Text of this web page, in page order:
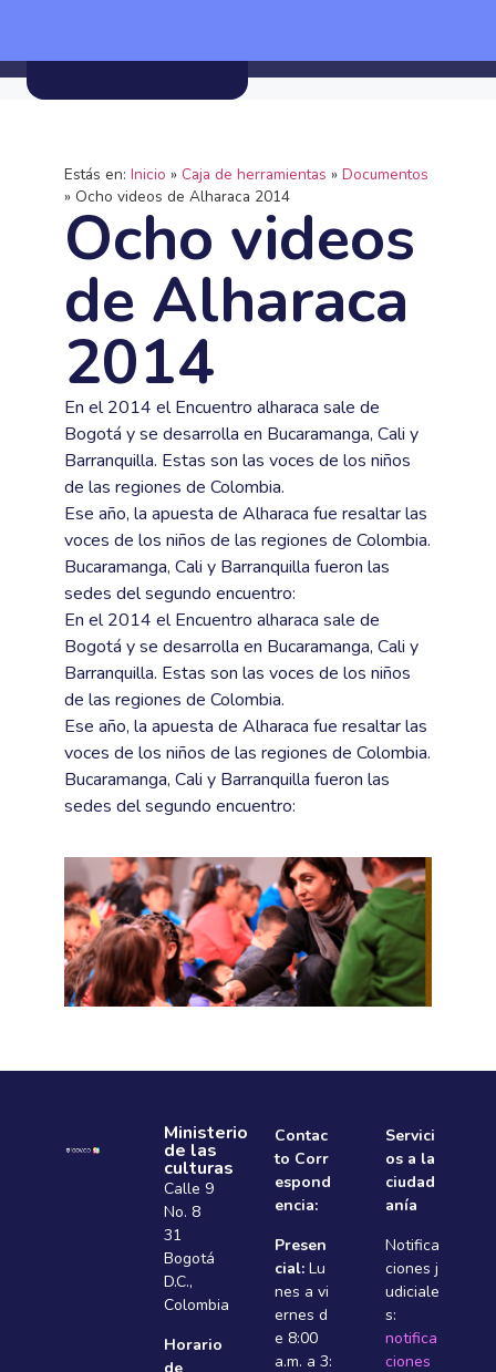
Estás en: Inicio » Caja de herramientas » Documentos
» Ocho videos de Alharaca 2014
Ocho videos
de Alharaca
2014
En el 2014 el Encuentro alharaca sale de
Bogotá y se desarrolla en Bucaramanga, Cali y
Barranquilla. Estas son las voces de los niños
de las regiones de Colombia.
Ese año, la apuesta de Alharaca fue resaltar las
voces de los niños de las regiones de Colombia.
Bucaramanga, Cali y Barranquilla fueron las
sedes del segundo encuentro:
En el 2014 el Encuentro alharaca sale de
Bogotá y se desarrolla en Bucaramanga, Cali y
Barranquilla. Estas son las voces de los niños
de las regiones de Colombia.
Ese año, la apuesta de Alharaca fue resaltar las
voces de los niños de las regiones de Colombia.
Bucaramanga, Cali y Barranquilla fueron las
sedes del segundo encuentro:
Ministerio
de las
culturas
Calle 9
No. 8
31
Bogotá
D.C.,
Colombia
Horario
de
Contac
to Corr
espond
encia:
Presen
cial: Lu
nes a vi
ernes d
e 8:00
a.m. a 3:
Servici
os a la
ciudad
anía
Notifica
ciones j
udiciale
s:
notifica
ciones